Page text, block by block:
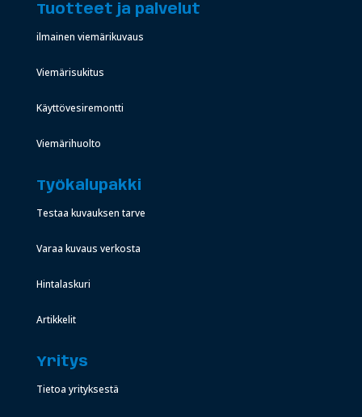
Tuotteet ja palvelut
ilmainen viemärikuvaus
Viemärisukitus
Käyttövesiremontti
Viemärihuolto
Työkalupakki
Testaa kuvauksen tarve
Varaa kuvaus verkosta
Hintalaskuri
Artikkelit
Yritys
Tietoa yrityksestä